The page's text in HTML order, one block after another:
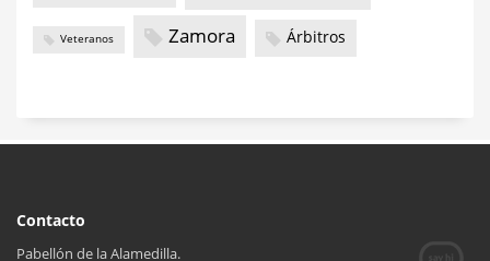
Veteranos Zamora Árbitros
Contacto
Pabellón de la Alamedilla.